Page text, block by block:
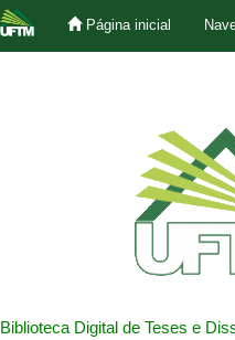
Página inicial
Biblioteca Digital de Teses e